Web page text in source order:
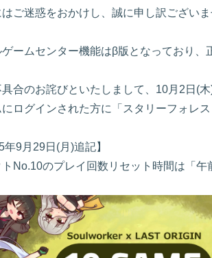
はご迷惑をおかけし、誠に申し訳ござい
ゲームセンター機能はβ版となっており
具合のお詫びといたしまして、10月2日(
ログインされた方に「スタリーフォレ
年9月29日(月)追記】
トNo.10のプレイ回数リセット時間は「午